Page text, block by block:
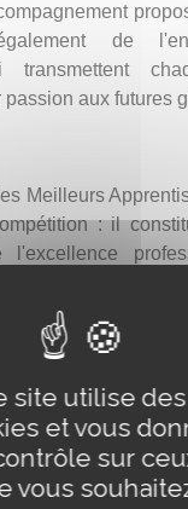
de
transmettent
aux futures
Meilleurs
: il
l'excellence
pour les jeunes qui
équine.
à Justine,
des
maîtres
rayonner le
site utilise des
et vous
sur
vous